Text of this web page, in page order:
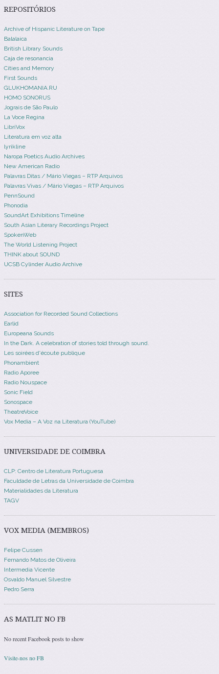
REPOSITÓRIOS
Archive of Hispanic Literature on Tape
Balalaica
British Library Sounds
Caja de resonancia
Cities and Memory
First Sounds
GLUKHOMANIA.RU
HOMO SONORUS
Jograis de São Paulo
La Voce Regina
LibriVox
Literatura em voz alta
lyrikline
Naropa Poetics Audio Archives
New American Radio
Palavras Ditas / Mário Viegas – RTP Arquivos
Palavras Vivas / Mário Viegas – RTP Arquivos
PennSound
Phonodia
SoundArt Exhibitions Timeline
South Asian Literary Recordings Project
SpokenWeb
The World Listening Project
THINK about SOUND
UCSB Cylinder Audio Archive
SITES
Association for Recorded Sound Collections
Earlid
Europeana Sounds
In the Dark. A celebration of stories told through sound.
Les soirées d'écoute publique
Phonambient
Radio Aporee
Radio Nouspace
Sonic Field
Sonospace
TheatreVoice
Vox Media – A Voz na Literatura (YouTube)
UNIVERSIDADE DE COIMBRA
CLP: Centro de Literatura Portuguesa
Faculdade de Letras da Universidade de Coimbra
Materialidades da Literatura
TAGV
VOX MEDIA (MEMBROS)
Felipe Cussen
Fernando Matos de Oliveira
Intermedia Vicente
Osvaldo Manuel Silvestre
Pedro Serra
AS MATLIT NO FB
No recent Facebook posts to show
Visite-nos no FB